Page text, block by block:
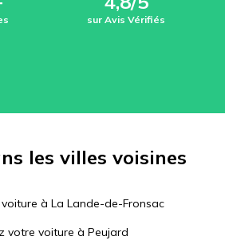
sur Avis Vérifiés
les villes voisines
à La Lande-de-Fronsac
votre voiture à Peujard